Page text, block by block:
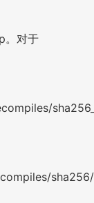
。对于
sha256/